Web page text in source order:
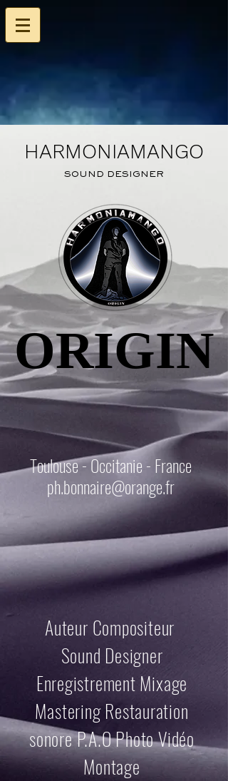
HARMONIAMANGO
HARMONIAMANGO
SOUND DESIGNER
SOUND DESIGNER
ORIGIN
ORIGIN
Toulouse - Occitanie - France
ph.bonnaire@orange.fr
Auteur Compositeur
Sound Designer
Enregistrement Mixage
Mastering Restauration
sonore P.A.O Photo Vidéo
Montage